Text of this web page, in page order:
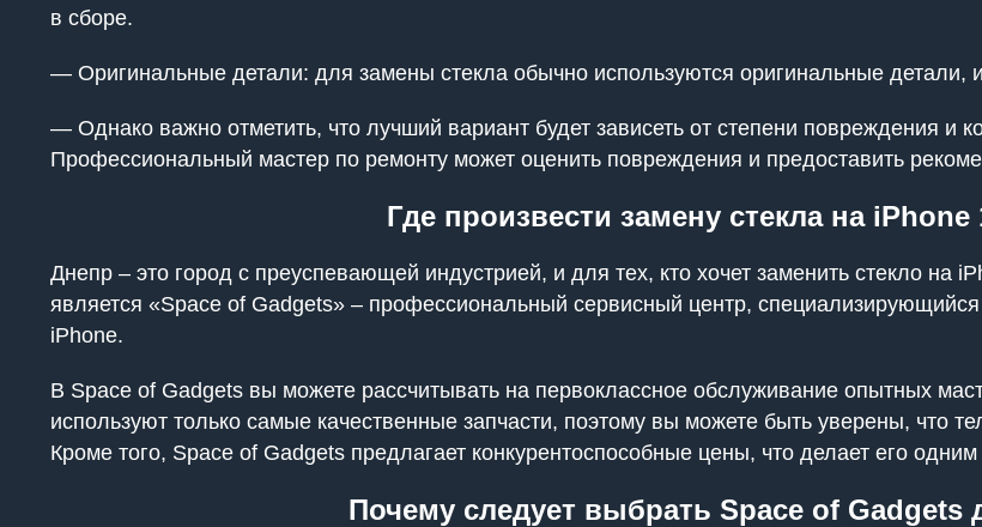
в сборе.
— Оригинальные детали: для замены стекла обычно используются оригинальные детали,
— Однако важно отметить, что лучший вариант будет зависеть от степени повреждения и
Профессиональный мастер по ремонту может оценить повреждения и предоставить
Где произвести замену стекла на
Днепр – это город с преуспевающей индустрией, и для тех, кто хочет заменить стекло на
является «Space of Gadgets» – профессиональный сервисный центр,
iPhone.
В Space of Gadgets вы можете рассчитывать на первоклассное обслуживание опытных
используют только самые качественные запчасти, поэтому вы можете быть уверены, что
Кроме того, Space of Gadgets предлагает конкурентоспособные цены, что делает его
Почему следует выбрать Space of Gadgets